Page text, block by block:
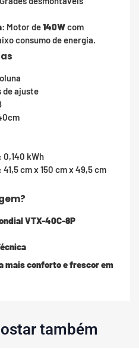
: Motor de140Wcom
consumo de energia.
de ajuste
0,140 kWh
41,5 cm x 150 cm x 49,5 cm
VTX-40C-8P
mais conforto e frescor em
também